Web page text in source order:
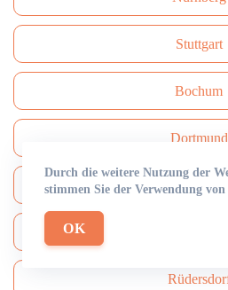
Stuttgart
Bochum
Dortmund
Krefeld
Durch die weitere Nutzung der
stimmen Sie der Verwendung von
OK